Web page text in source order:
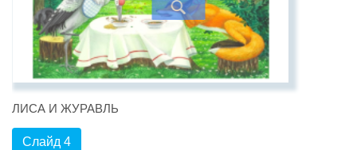
ЛИСА И ЖУРАВЛЬ
Слайд 4